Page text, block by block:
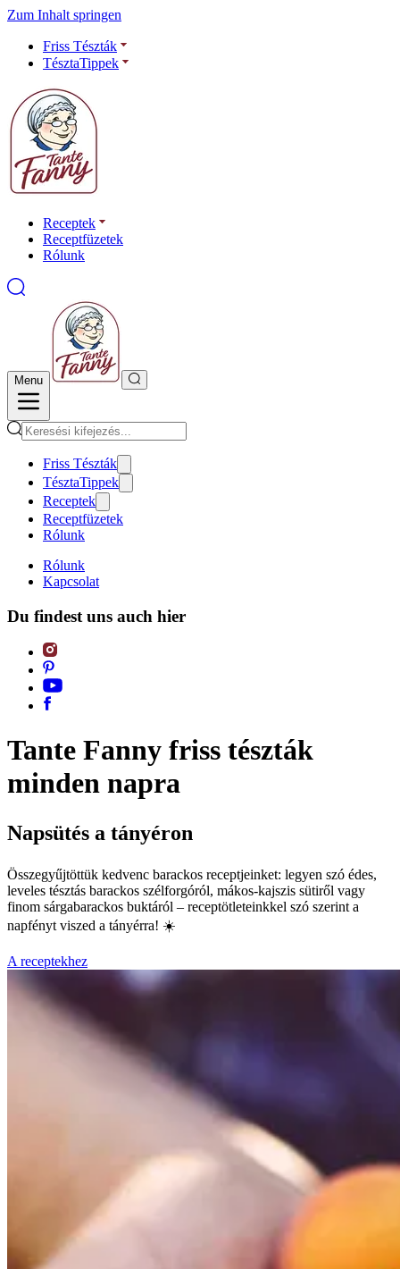
Zum Inhalt springen
Friss Tészták
TésztaTippek
Receptek
Receptfüzetek
Rólunk
Menu
Friss Tészták
TésztaTippek
Receptek
Receptfüzetek
Rólunk
Rólunk
Kapcsolat
Du findest uns auch hier
Tante Fanny friss tészták
minden napra
Napsütés a tányéron
Összegyűjtöttük kedvenc barackos receptjeinket: legyen szó édes,
leveles tésztás barackos szélforgóról, mákos-kajszis sütiről vagy
finom sárgabarackos buktáról – receptötleteinkkel szó szerint a
napfényt viszed a tányérra! ☀️
A receptekhez